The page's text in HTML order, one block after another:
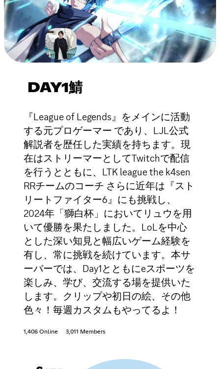
DAY1鯖
『League of Legends』をメインに活動
する元プロゲーマー であり、LJL公式
解説者を歴任した実績を持ちます。現
在はストリーマーとしてTwitchで配信
を行うとともに、LTK league the k4sen
RRチームのコーチ さらに近年は『スト
リートファイター6』にも挑戦し、
2024年「獅白杯」においてリュウを用
いて優勝を果たしました。LoLを中心
とした深い知見と幅広いゲーム経験を
有し、常に挑戦を続けています。本サ
ーバーでは、Day1とともにeスポーツを
楽しみ、学び、交流する場を提供いた
します。クリップや初日の絵、その他
色々！毎週カスタムもやってるよ！
1,406 Online 3,011 Members